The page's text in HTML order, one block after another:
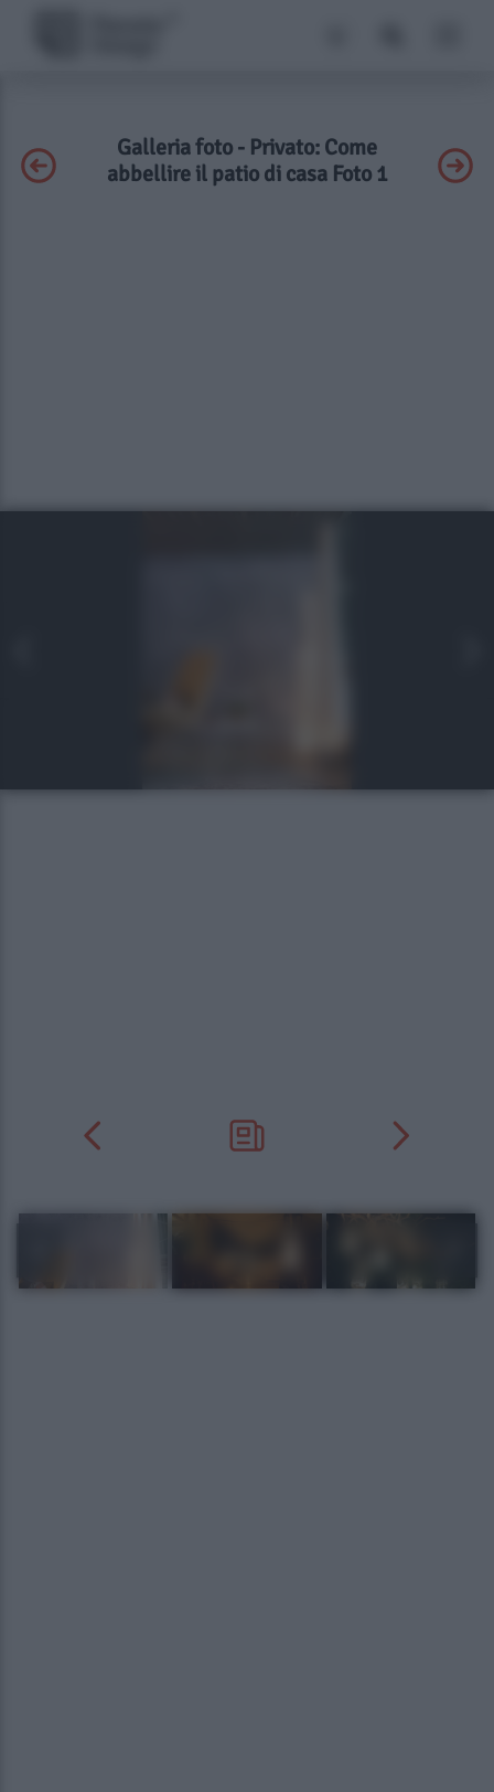
Galleria foto - Privato: Come
abbellire il patio di casa Foto 1